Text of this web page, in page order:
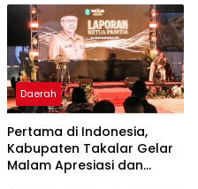
2026
Daerah
Pertama di Indonesia,
Kabupaten Takalar Gelar
Malam Apresiasi dan